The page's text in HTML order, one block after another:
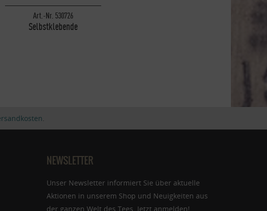
Art.-Nr. 530726
Selbstklebende
NEWSLETTER
Unser Newsletter informiert Sie über aktuelle
Aktionen in unserem Shop und Neuigkeiten aus
der ganzen Welt des Tees. Jetzt anmelden!